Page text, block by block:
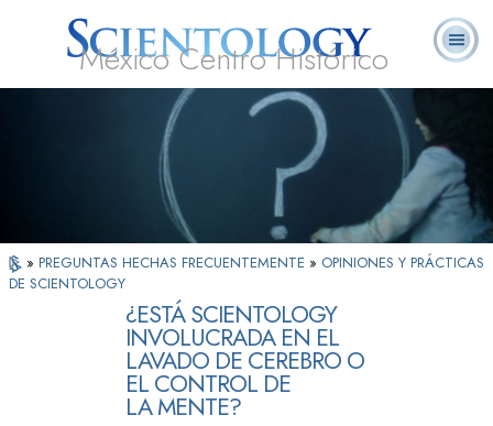
México Centro Histórico
¿Qué es
Scientology?
Ministros
Voluntarios
Preguntas
Frecuentes
» PREGUNTAS HECHAS FRECUENTEMENTE » OPINIONES Y PRÁCTICAS
DE SCIENTOLOGY
¿ESTÁ SCIENTOLOGY
INVOLUCRADA EN EL
LAVADO DE CEREBRO O
EL CONTROL DE
LA MENTE?